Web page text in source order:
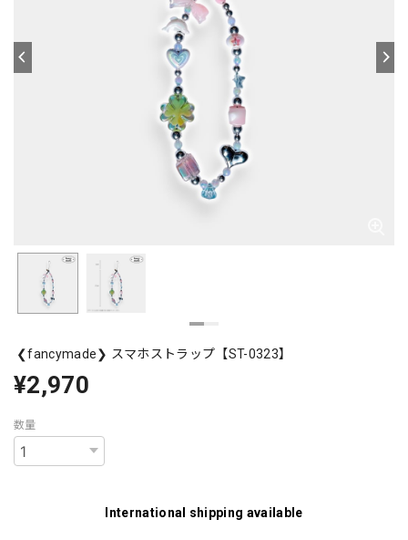
❮fancymade❯ スマホストラップ【ST-0323】
¥2,970
数量
International shipping available